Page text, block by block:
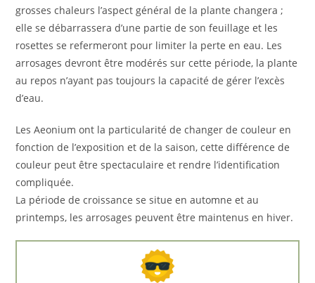
grosses chaleurs l’aspect général de la plante changera ;
elle se débarrassera d’une partie de son feuillage et les
rosettes se refermeront pour limiter la perte en eau. Les
arrosages devront être modérés sur cette période, la plante
au repos n’ayant pas toujours la capacité de gérer l’excès
d’eau.
Les Aeonium ont la particularité de changer de couleur en
fonction de l’exposition et de la saison, cette différence de
couleur peut être spectaculaire et rendre l’identification
compliquée.
La période de croissance se situe en automne et au
printemps, les arrosages peuvent être maintenus en hiver.